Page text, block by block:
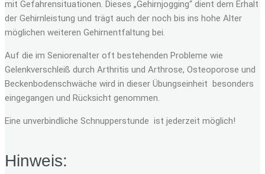
mit Gefahrensituationen. Dieses „Gehirnjogging“ dient dem Erhalt
der Gehirnleistung und trägt auch der noch bis ins hohe Alter
möglichen weiteren Gehirnentfaltung bei.
Auf die im Seniorenalter oft bestehenden Probleme wie
Gelenkverschleiß durch Arthritis und Arthrose, Osteoporose und
Beckenbodenschwäche wird in dieser Übungseinheit besonders
eingegangen und Rücksicht genommen.
Eine unverbindliche Schnupperstunde ist jederzeit möglich!
Hinweis: